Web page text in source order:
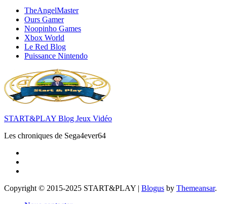
TheAngelMaster
Ours Gamer
Noopinho Games
Xbox World
Le Red Blog
Puissance Nintendo
START&PLAY Blog Jeux Vidéo
Les chroniques de Sega4ever64
Copyright © 2015-2025 START&PLAY | Blogus by Themeansar.